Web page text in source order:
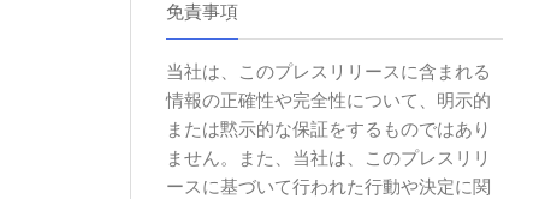
免責事項
当社は、このプレスリリースに含まれる
情報の正確性や完全性について、明示的
または黙示的な保証をするものではあり
ません。また、当社は、このプレスリリ
ースに基づいて行われた行動や決定に関